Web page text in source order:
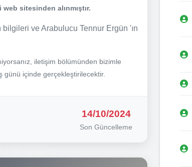
sitesinden alınmıştır.
ve Arabulucu Tennur Ergün 'ın
iletişim bölümünden bizimle
günü içinde gerçekleştirilecektir.
14/10/2024
Son Güncelleme